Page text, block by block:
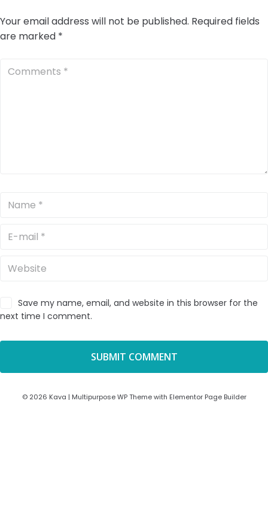
Your email address will not be published. Required fields
are marked *
Save my name, email, and website in this browser for the
next time I comment.
© 2026 Kava | Multipurpose WP Theme with Elementor Page Builder